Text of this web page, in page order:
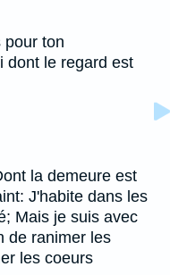
pour ton
dont le regard est
la demeure est
J'habite dans les
Mais je suis avec
de ranimer les
les coeurs